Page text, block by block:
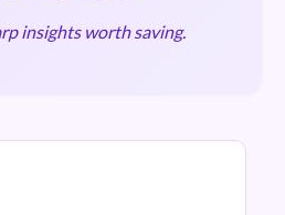
insights worth saving.